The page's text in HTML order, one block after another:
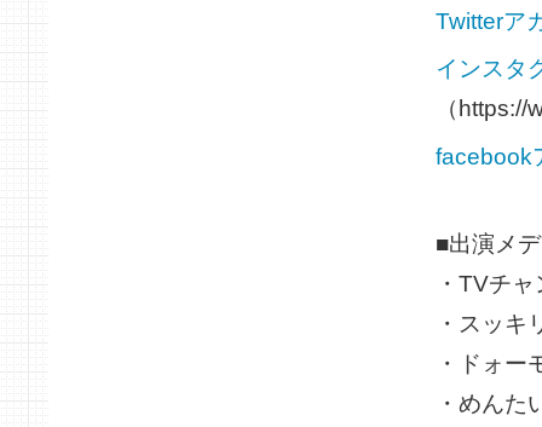
Twitterア
インスタ
（
facebook
■出演メ
・TVチ
・スッキ
・ドォー
・めんた